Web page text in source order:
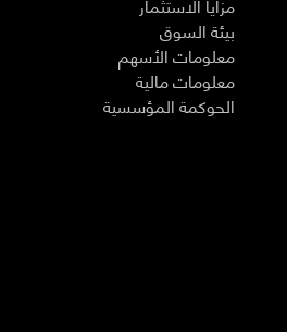
بيئة السوق
معلومات الأسهم
معلومات مالية
الحوكمة المؤسسية